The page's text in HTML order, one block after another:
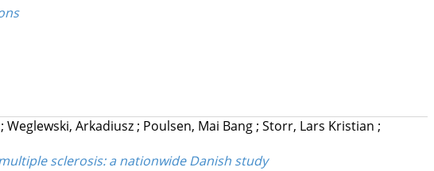
; Weglewski, Arkadiusz; Poulsen, Mai Bang; Storr, Lars Kristian ;
sclerosis: a nationwide Danish study